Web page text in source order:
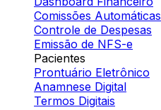
Comissões Automáticas
Controle de Despesas
Emissão de NFS-e
Pacientes
Prontuário Eletrônico
Anamnese Digital
Termos Digitais